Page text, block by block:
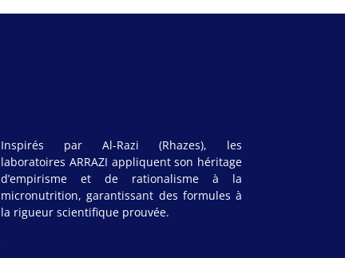
Inspirés par Al-Razi (Rhazes), les
laboratoires ARRAZI appliquent son héritage
d’empirisme et de rationalisme à la
micronutrition, garantissant des formules à
la rigueur scientifique prouvée.